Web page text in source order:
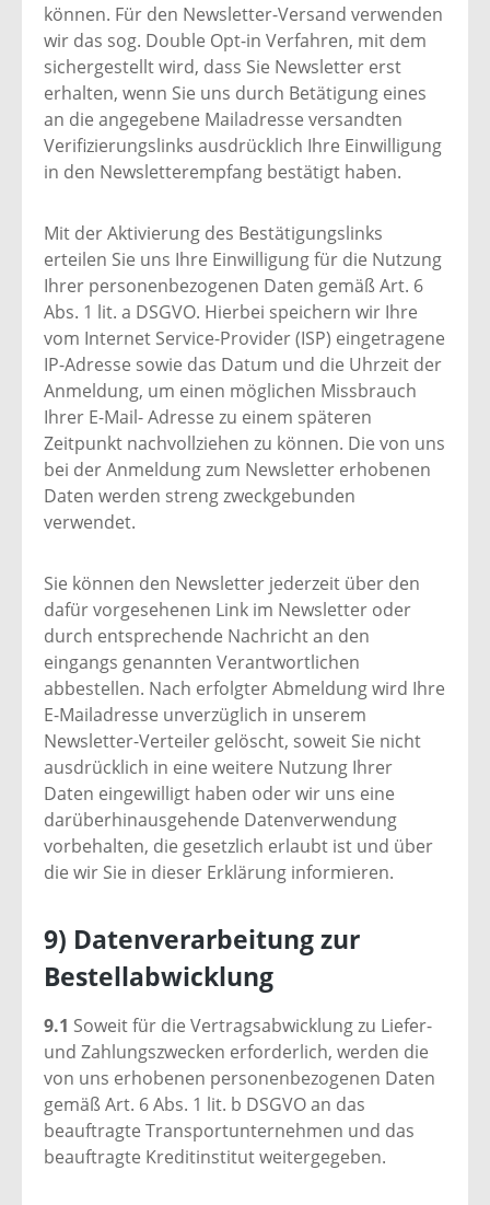
können. Für den Newsletter-Versand verwenden
wir das sog. Double Opt-in Verfahren, mit dem
sichergestellt wird, dass Sie Newsletter erst
erhalten, wenn Sie uns durch Betätigung eines
an die angegebene Mailadresse versandten
Verifizierungslinks ausdrücklich Ihre Einwilligung
in den Newsletterempfang bestätigt haben.
Mit der Aktivierung des Bestätigungslinks
erteilen Sie uns Ihre Einwilligung für die Nutzung
Ihrer personenbezogenen Daten gemäß Art. 6
Abs. 1 lit. a DSGVO. Hierbei speichern wir Ihre
vom Internet Service-Provider (ISP) eingetragene
IP-Adresse sowie das Datum und die Uhrzeit der
Anmeldung, um einen möglichen Missbrauch
Ihrer E-Mail- Adresse zu einem späteren
Zeitpunkt nachvollziehen zu können. Die von uns
bei der Anmeldung zum Newsletter erhobenen
Daten werden streng zweckgebunden
verwendet.
Sie können den Newsletter jederzeit über den
dafür vorgesehenen Link im Newsletter oder
durch entsprechende Nachricht an den
eingangs genannten Verantwortlichen
abbestellen. Nach erfolgter Abmeldung wird Ihre
E-Mailadresse unverzüglich in unserem
Newsletter-Verteiler gelöscht, soweit Sie nicht
ausdrücklich in eine weitere Nutzung Ihrer
Daten eingewilligt haben oder wir uns eine
darüberhinausgehende Datenverwendung
vorbehalten, die gesetzlich erlaubt ist und über
die wir Sie in dieser Erklärung informieren.
9) Datenverarbeitung zur
Bestellabwicklung
9.1 Soweit für die Vertragsabwicklung zu Liefer-
und Zahlungszwecken erforderlich, werden die
von uns erhobenen personenbezogenen Daten
gemäß Art. 6 Abs. 1 lit. b DSGVO an das
beauftragte Transportunternehmen und das
beauftragte Kreditinstitut weitergegeben.